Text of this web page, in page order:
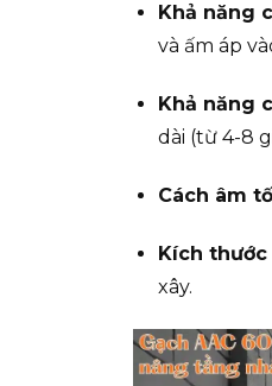
Khả năng
và ấm áp
Khả năng
dài (từ 4-8
Cách âm
Kích thước
xây.